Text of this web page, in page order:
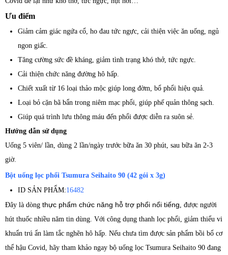
Ưu điểm
Giảm cảm giác ngứa cổ, ho đau tức ngực, cải thiện việc ăn uống, ngủ
ngon giấc.
Tăng cường sức đề kháng, giảm tình trạng khó thở, tức ngực.
Cải thiện chức năng đường hô hấp.
Chiết xuất từ 16 loại thảo mộc giúp long đờm, bổ phổi hiệu quả.
Loại bỏ cặn bã bẩn trong niêm mạc phổi, giúp phế quản thông sạch.
Giúp quá trình lưu thông máu đến phổi được diễn ra suôn sẻ.
Hướng dẫn sử dụng
Uống 5 viên/ lần, dùng 2 lần/ngày trước bữa ăn 30 phút, sau bữa ăn 2-3
giờ.
Bột uống lọc phổi Tsumura Seihaito 90 (42 gói x 3g)
ID SẢN PHẨM:16482
Đây là dòng thực phẩm chức năng hỗ trợ phổi nổi tiếng, được người
hút thuốc nhiều năm tin dùng. Với công dụng thanh lọc phổi, giảm thiểu vi
khuẩn trú ẩn làm tắc nghẽn hô hấp. Nếu chưa tìm được sản phẩm bồi bổ cơ
thể hậu Covid, hãy tham khảo ngay bộ uống lọc Tsumura Seihaito 90 đang